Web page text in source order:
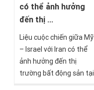
có thể ảnh hưởng
đến thị ...
Liệu cuộc chiến giữa Mỹ
– Israel với Iran có thể
ảnh hưởng đến thị
trường bất động sản tại